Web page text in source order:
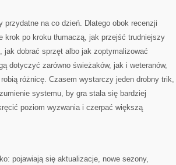
przydatne na co dzień. Dlatego obok recenzji
krok po kroku tłumaczą, jak przejść trudniejszy
dobrać sprzęt albo jak zoptymalizować
dotyczyć zarówno świeżaków, jak i weteranów,
różnicę. Czasem wystarczy jeden drobny trik,
systemu, by gra stała się bardziej
poziom wyzwania i czerpać większą
pojawiają się aktualizacje, nowe sezony,